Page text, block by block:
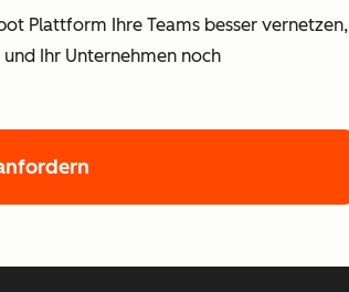
Plattform Ihre Teams besser vernetzen,
Ihr Unternehmen noch